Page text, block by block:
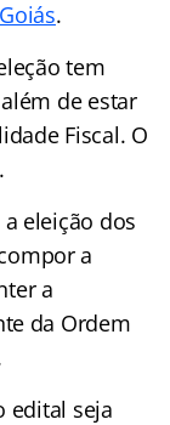
.
tem
de estar
Fiscal. O
eleição dos
a
a
da Ordem
edital seja